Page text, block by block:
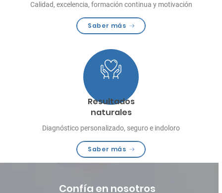
Calidad, excelencia, formación continua y motivación
Saber más
Resultados
naturales
Diagnóstico personalizado, seguro e indoloro
Saber más
Confía en nosotros